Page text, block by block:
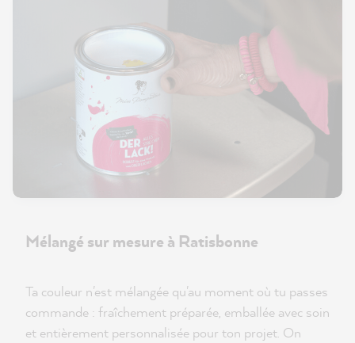
Mélangé sur mesure à Ratisbonne
Ta couleur n'est mélangée qu'au moment où tu passes
commande : fraîchement préparée, emballée avec soin
et entièrement personnalisée pour ton projet. On